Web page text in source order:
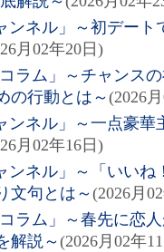
ンネル」～初デー
月02年20日)
ラム」～チャンス
の行動とは～ (2026
ンネル」～一点豪
月02年16日)
ンネル」～「いい
文句とは～(2026月
ラム」～春先に恋
解説～(2026月02年